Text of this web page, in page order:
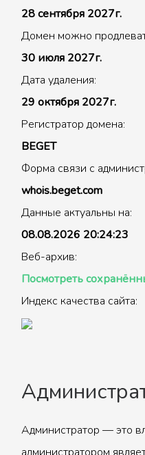
28 сентября 2027г.
Домен можно
30 июля 2027г.
Дата удаления:
29 октября 2027г.
Регистратор домена:
BEGET
Форма связи с
whois.beget.com
Данные актуальны на:
08.08.2026 20:24:23
Веб-архив:
Посмотреть
Индекс качества сайта:
Администратор — это